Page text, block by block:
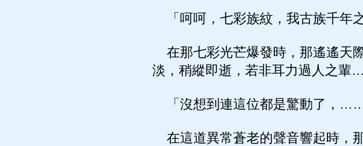
「呵呵，七彩族紋，我古族千年
在那七彩光芒爆發時，那遙遙天
淡，稍縱即逝，若非耳力過人之輩
「沒想到連這位都是驚動了，……
在這道異常蒼老的聲音響起時，